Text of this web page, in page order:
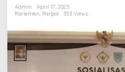
u
A
p
r
e
s
Admin
April 17, 2023
Parlemen, Parpol 353 Views